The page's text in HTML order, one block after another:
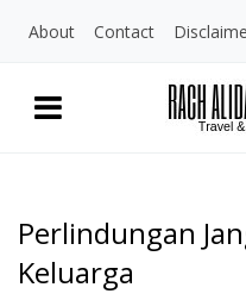
About Contact
Perlindungan
Keluarga